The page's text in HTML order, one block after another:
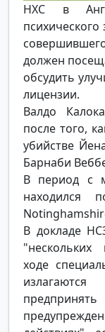
НХС в
должен
обсудить
лицензии.
Валдо
после того,
убийстве
Барнаби
В период с
находился
В докладе
"нескольких
ходе